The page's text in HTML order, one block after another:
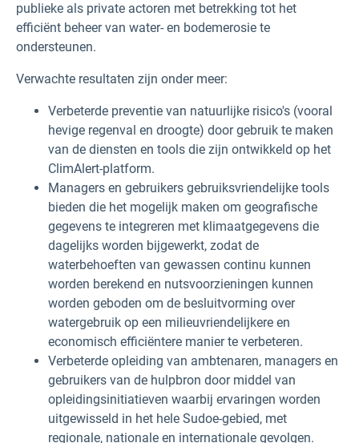
publieke als private actoren met betrekking tot het
efficiënt beheer van water- en bodemerosie te
ondersteunen.
Verwachte resultaten zijn onder meer:
Verbeterde preventie van natuurlijke risico's (vooral
hevige regenval en droogte) door gebruik te maken
van de diensten en tools die zijn ontwikkeld op het
ClimAlert-platform.
Managers en gebruikers gebruiksvriendelijke tools
bieden die het mogelijk maken om geografische
gegevens te integreren met klimaatgegevens die
dagelijks worden bijgewerkt, zodat de
waterbehoeften van gewassen continu kunnen
worden berekend en nutsvoorzieningen kunnen
worden geboden om de besluitvorming over
watergebruik op een milieuvriendelijkere en
economisch efficiëntere manier te verbeteren.
Verbeterde opleiding van ambtenaren, managers en
gebruikers van de hulpbron door middel van
opleidingsinitiatieven waarbij ervaringen worden
uitgewisseld in het hele Sudoe-gebied, met
regionale, nationale en internationale gevolgen.